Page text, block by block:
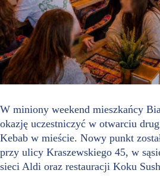
W miniony weekend mieszkańcy
okazję uczestniczyć w otwarciu
Kebab w mieście. Nowy punkt
przy ulicy Kraszewskiego 45, w
sieci Aldi oraz restauracji Koku